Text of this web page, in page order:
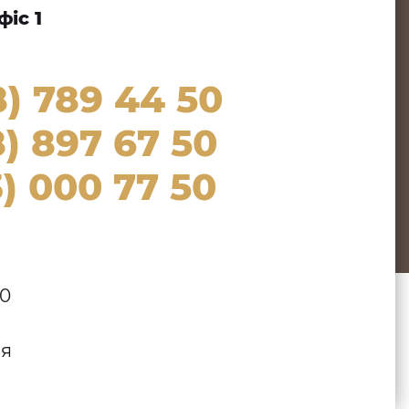
1
789 44 50
897 67 50
000 77 50